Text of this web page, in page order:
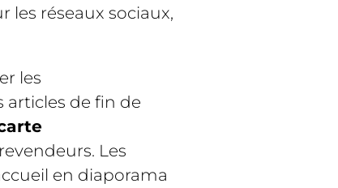
les réseaux sociaux,
les
articles de fin de
Les
en diaporama